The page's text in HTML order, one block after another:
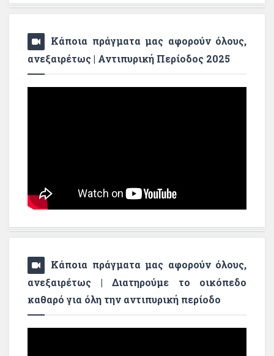
Κάποια πράγματα μας αφορούν όλους,
ανεξαιρέτως | Αντιπυρική Περίοδος 2025
Κάποια πράγματα μας αφορούν όλους,
ανεξαιρέτως | Διατηρούμε το οικόπεδο
καθαρό για όλη την αντιπυρική περίοδο